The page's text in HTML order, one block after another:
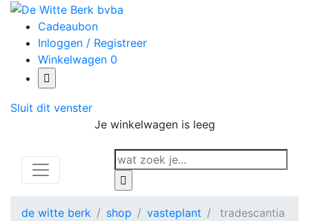
Cadeaubon
Inloggen / Registreer
Winkelwagen 0
Sluit dit venster
Je winkelwagen is leeg
de witte berk shop vasteplant tradescantia